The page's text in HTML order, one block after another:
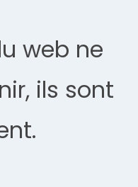
web ne
ils sont